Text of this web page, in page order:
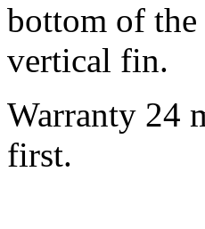
bottom of
vertical fin.
Warranty 24
first.